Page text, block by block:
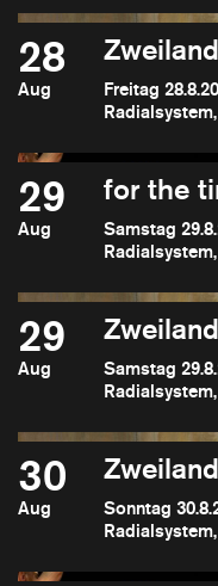
28
Aug
Zweiland
Freitag
29
Aug
for the
Samstag
29
Aug
Zweiland
Samstag
30
Aug
Zweiland
Sonntag